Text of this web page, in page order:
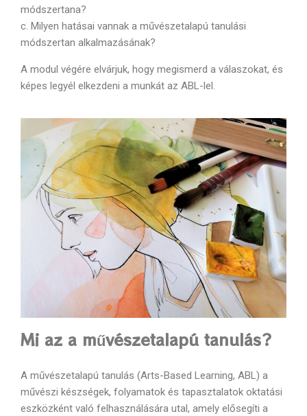
módszertana?
c. Milyen hatásai vannak a művészetalapú tanulási
módszertan alkalmazásának?
A modul végére elvárjuk, hogy megismerd a válaszokat, és
képes legyél elkezdeni a munkát az ABL-lel.
Mi az a művészetalapú tanulás?
A művészetalapú tanulás (Arts-Based Learning, ABL) a
művészi készségek, folyamatok és tapasztalatok oktatási
eszközként való felhasználására utal, amely elősegíti a